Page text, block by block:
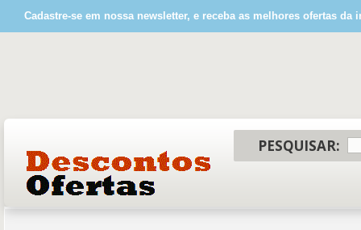
Cadastre-se em nossa newsletter, e receba as melhores ofertas da
PESQUISAR: